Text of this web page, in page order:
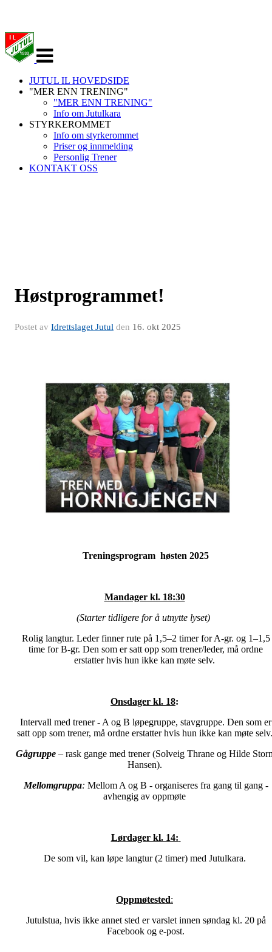
navigasjon
JUTUL IL HOVEDSIDE
"MER ENN TRENING"
"MER ENN TRENING"
Info om Jutulkara
STYRKEROMMET
Info om styrkerommet
Priser og innmelding
Personlig Trener
KONTAKT OSS
Høstprogrammet!
Postet av Idrettslaget Jutul den 16. okt 2025
Treningsprogram høsten 2025
Mandager kl. 18:30
(Starter tidligere for å utnytte lyset)
Rolig langtur. Leder finner rute på 1,5–2 timer for A-gr. og 1–1,5
time for B-gr. Den som er satt opp som trener/leder, må ordne
erstatter hvis hun ikke kan møte selv.
Onsdager kl. 18:
Intervall med trener - A og B løpegruppe, stavgruppe. Den som er
satt opp som trener, må ordne erstatter hvis hun ikke kan møte
Gågruppe – rask gange med trener (Solveig Thrane og Hilde
Hansen).
Mellomgruppa: Mellom A og B - organiseres fra gang til gang -
avhengig av oppmøte
Lørdager kl. 14:
De som vil, kan løpe langtur (2 timer) med Jutulkara.
Oppmøtested:
Jutulstua, hvis ikke annet sted er varslet innen søndag kl. 20 på
Facebook og e-post.